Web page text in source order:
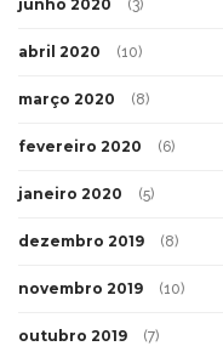
junho 2020 (3)
abril 2020 (10)
março 2020 (8)
fevereiro 2020 (6)
janeiro 2020 (5)
dezembro 2019 (8)
novembro 2019 (10)
outubro 2019 (7)